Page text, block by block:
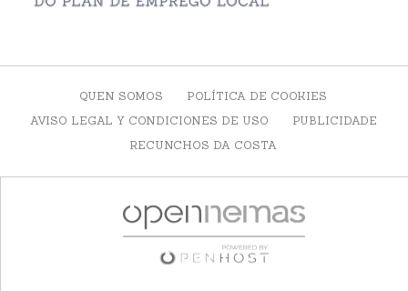
QUEN SOMOS
POLÍTICA DE COOKIES
AVISO LEGAL Y CONDICIONES DE USO
PUBLICIDADE
RECUNCHOS DA COSTA